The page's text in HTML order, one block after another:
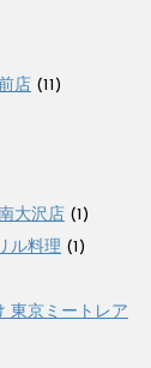
店 (11)
大沢店 (1)
ル料理 (1)
東京ミートレア